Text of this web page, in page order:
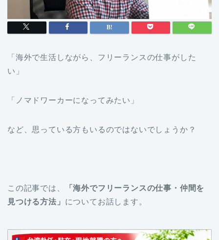
「海外で生活しながら、フリーランスの仕事がした
い」
「ノマドワーカーになってみたい」
など、思っている方もいるのではないでしょうか？
この記事では、
「海外でフリーランスの仕事・仲間を
見つける方法」 についてお話します。